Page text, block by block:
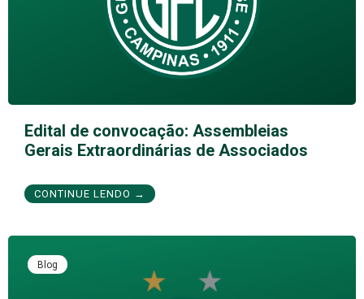
Edital de convocação: Assembleias
Gerais Extraordinárias de Associados
CONTINUE LENDO →
Blog